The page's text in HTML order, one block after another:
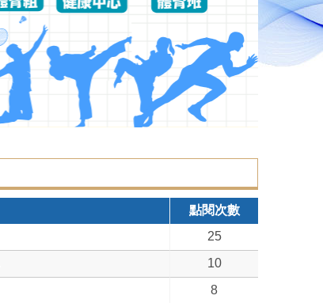
點閱次數
25
10
8